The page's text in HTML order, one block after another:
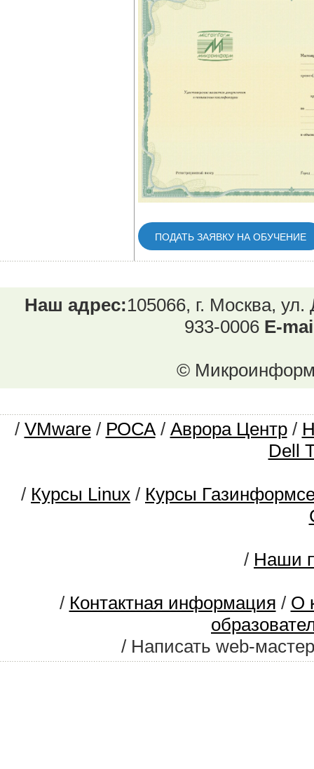
ПОДАТЬ ЗАЯВКУ НА ОБУЧЕНИЕ
Наш адрес:105066, г. Москва,
933-0006 E-
©
/ VMware/ РОСА/ Аврора Центр/
Dell
/ Курсы Linux / Курсы
/ Наши
/ Контактная информация / О
/ Написать web-